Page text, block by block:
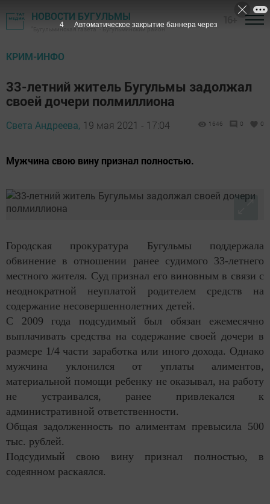
НОВОСТИ БУГУЛЬМЫ
"Бугульминская газета" - Бугульминский район
КРИМ-ИНФО
33-летний житель Бугульмы задолжал
своей дочери полмиллиона
Света Андреева, 19 мая 2021 - 17:04 1646 0 0
Мужчина свою вину признал полностью.
Городская прокуратура Бугульмы поддержала
обвинение в отношении ранее судимого 33-летнего
местного жителя. Суд признал его виновным в связи с
неоднократной неуплатой родителем средств на
содержание несовершеннолетних детей.
С 2009 года подсудимый был обязан ежемесячно
выплачивать средства на содержание своей дочери в
размере 1/4 части заработка или иного дохода. Однако
мужчина уклонился от уплаты алиментов,
материальной помощи ребенку не оказывал, на работу
не устраивался, ранее привлекался к
административной ответственности.
Общая задолженность по алиментам превысила 500
тыс. рублей.
Подсудимый свою вину признал полностью, в
содеянном раскаялся.
3 Автоматическое закрытие баннера через